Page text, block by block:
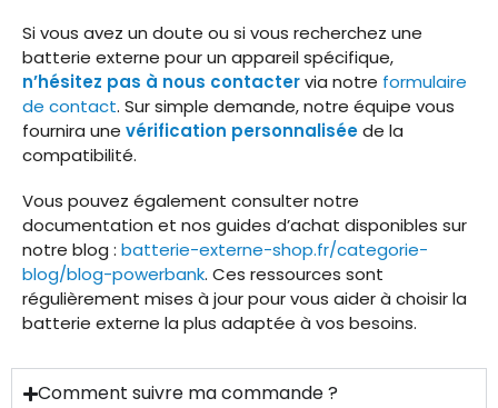
Si vous avez un doute ou si vous recherchez une
batterie externe pour un appareil spécifique,
n’hésitez pas à nous contactervia notre formulaire
de contact. Sur simple demande, notre équipe vous
fournira une vérification personnaliséede la
compatibilité.
Vous pouvez également consulter notre
documentation et nos guides d’achat disponibles sur
notre blog : batterie-externe-shop.fr/categorie-
blog/blog-powerbank. Ces ressources sont
régulièrement mises à jour pour vous aider à choisir la
batterie externe la plus adaptée à vos besoins.
Comment suivre ma commande ?